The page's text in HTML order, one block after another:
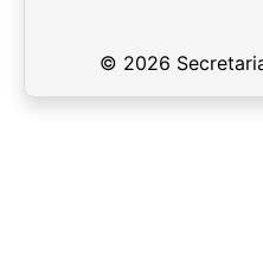
© 2026